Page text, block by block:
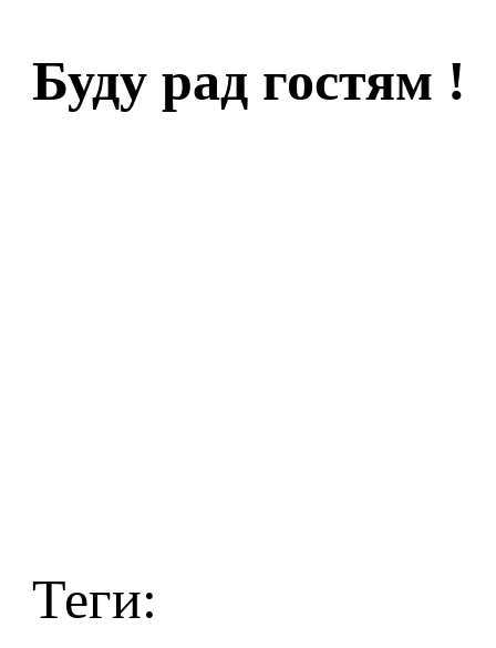
Буду рад гостям !
Теги: